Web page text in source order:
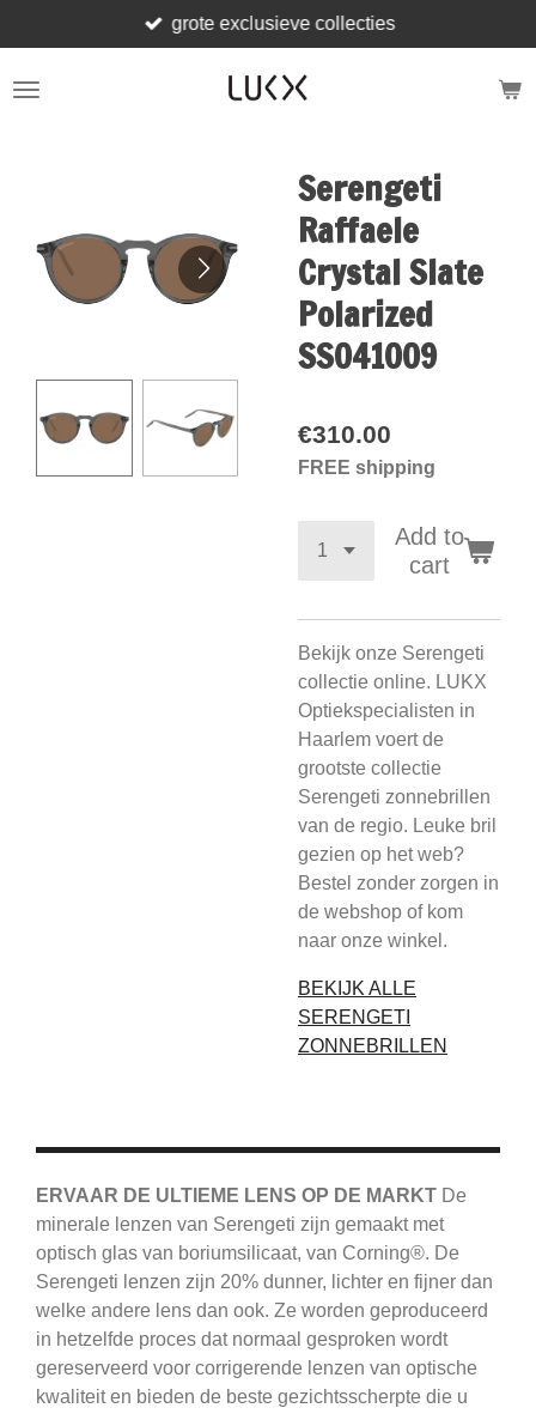
to
main
grote exclusieve collecties
Serengeti
Raffaele
Crystal Slate
Polarized
SS041009
€310.00
FREE shipping
Add to
cart
Bekijk onze Serengeti
collectie online. LUKX
Optiekspecialisten in
Haarlem voert de
grootste collectie
Serengeti zonnebrillen
van de regio. Leuke bril
gezien op het web?
Bestel zonder zorgen in
de webshop of kom
naar onze winkel.
BEKIJK ALLE
SERENGETI
ZONNEBRILLEN
ERVAAR DE ULTIEME LENS OP DE MARKT De
minerale lenzen van Serengeti zijn gemaakt met
optisch glas van boriumsilicaat, van Corning®. De
Serengeti lenzen zijn 20% dunner, lichter en fijner dan
welke andere lens dan ook. Ze worden geproduceerd
in hetzelfde proces dat normaal gesproken wordt
gereserveerd voor corrigerende lenzen van optische
kwaliteit en bieden de beste gezichtsscherpte die u